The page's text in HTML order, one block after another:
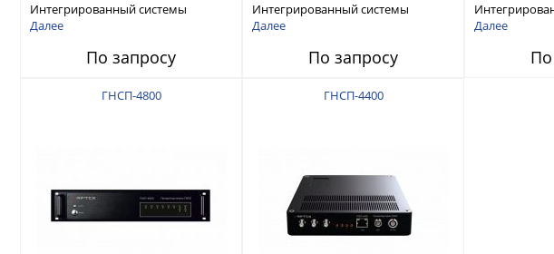
Интегрированный системы
защиты от ГНСС-помех RFТех
Далее
По запросу
Интегрированный системы
защиты от ГНСС-помех RFТех
Далее
По запросу
защиты от
Далее
По
ГНСП-4800 ГНСП-4400